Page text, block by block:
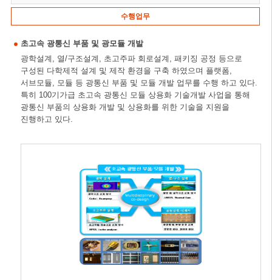
수행업무
초고속 광통신 부품 및 광모듈 개발
광학설계, 열/구조설계, 초고주파 회로설계, 패키징 공정 등으로
구성된 다학제적 설계 및 제작 환경을 구축 하였으며 플랫폼,
서브모듈, 모듈 등 광통신 부품 및 모듈 개발 업무를 수행 하고 있다.
특히 100기가급 초고속 광통신 모듈 상용화 기술개발 사업을 통해
광통신 부품의 상용화 개발 및 상용화를 위한 기술을 지원을
진행하고 있다.